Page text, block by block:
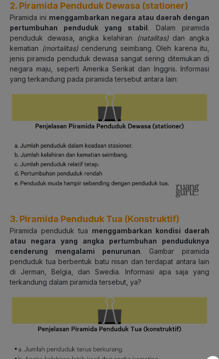
2. Piramida Penduduk Dewasa (stationer)
Piramida ini menggambarkan negara atau daerah dengan
pertumbuhan penduduk yang stabil. Dalam piramida
penduduk dewasa, angka kelahiran
(natalitas)dan angka
kematian (mortalitas)cenderung seimbang. Oleh karena itu,
jenis piramida penduduk dewasa sangat sering ditemukan di
negara maju, seperti Amerika Serikat dan Inggris. Informasi
yang terkandung pada piramida tersebut antara lain:
3. Piramida Penduduk Tua (Konstruktif)
Piramida penduduk tua menggambarkan kondisi daerah
atau negara yang angka pertumbuhan penduduknya
cenderung mengalami penurunan. Gambar piramida
penduduk tua berbentuk batu nisan dan terdapat antara lain
di Jerman, Belgia, dan Swedia. Informasi apa saja yang
terkandung dalam piramida tersebut, ya?